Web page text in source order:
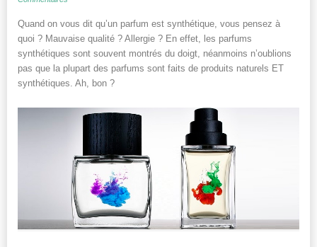
Quand on vous dit qu’un parfum est synthétique, vous pensez à
quoi ? Mauvaise qualité ? Allergie ? En effet, les parfums
synthétiques sont souvent montrés du doigt, néanmoins n’oublions
pas que la plupart des parfums sont faits de produits naturels ET
synthétiques. Ah, bon ?